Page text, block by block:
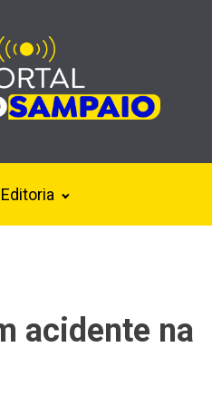
Editoria
acidente na